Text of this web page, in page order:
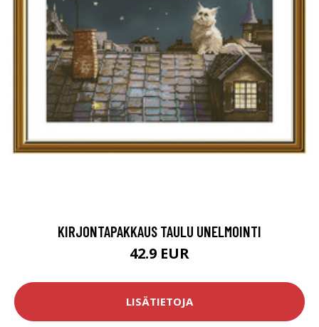
KIRJONTAPAKKAUS TAULU UNELMOINTI
42.9 EUR
LISÄTIETOJA